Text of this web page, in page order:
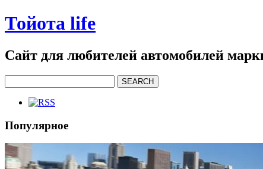
Тойота life
Сайт для любителей автомобилей
Популярное